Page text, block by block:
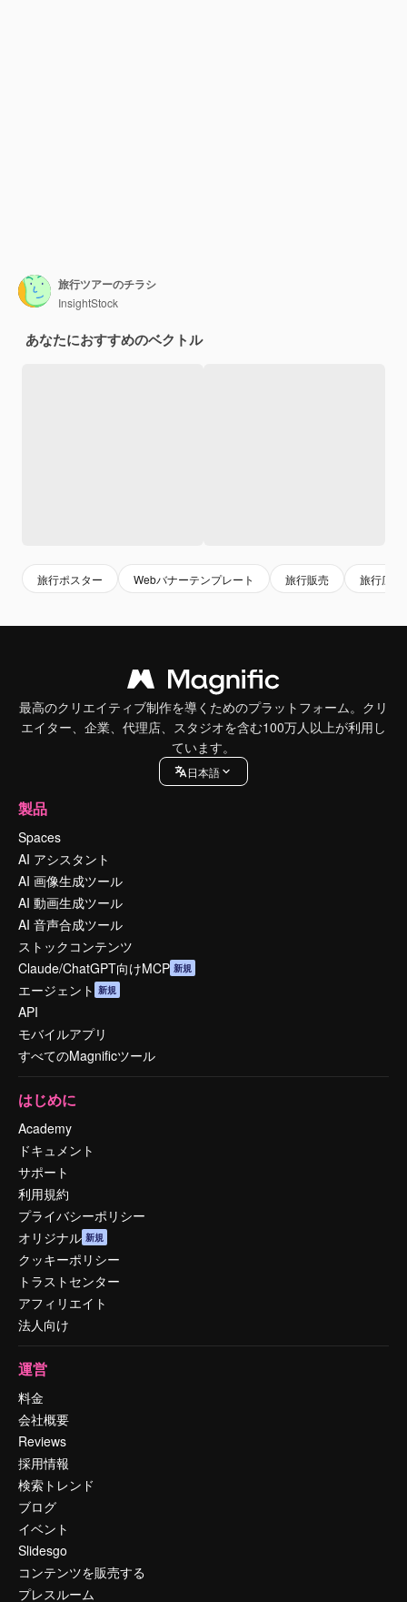
旅行ツアーのチラシ
InsightStock
あなたにおすすめのベクトル
旅行ポスター Webバナーテンプレート 旅行販売 旅行広告
最高のクリエイティブ制作を導くためのプラットフォーム。クリ
エイター、企業、代理店、スタジオを含む100万人以上が利用し
ています。
日本語
製品
Spaces
AI アシスタント
AI 画像生成ツール
AI 動画生成ツール
AI 音声合成ツール
ストックコンテンツ
Claude/ChatGPT向けMCP 新規
エージェント 新規
API
モバイルアプリ
すべてのMagnificツール
はじめに
Academy
ドキュメント
サポート
利用規約
プライバシーポリシー
オリジナル 新規
クッキーポリシー
トラストセンター
アフィリエイト
法人向け
運営
料金
会社概要
Reviews
採用情報
検索トレンド
ブログ
イベント
Slidesgo
コンテンツを販売する
プレスルーム